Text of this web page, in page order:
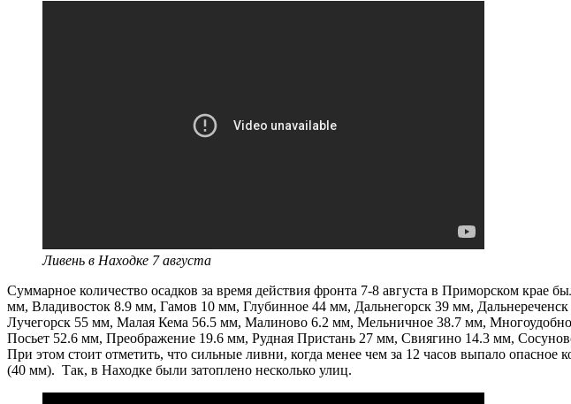
Ливень в Находке 7 августа
Суммарное количество осадков за время действия фронта 7-8 августа в Приморском
мм, Владивосток 8.9 мм, Гамов 10 мм, Глубинное 44 мм, Дальнегорск 39 мм,
Лучегорск 55 мм, Малая Кема 56.5 мм, Малиново 6.2 мм, Мельничное 38.7 мм,
Посьет 52.6 мм, Преображение 19.6 мм, Рудная Пристань 27 мм, Свиягино 14.3 мм,
При этом стоит отметить, что сильные ливни, когда менее чем за 12 часов выпало
(40 мм). Так, в Находке были затоплено несколько улиц.